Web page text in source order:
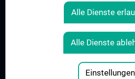
COOKIE-EINSTELLUNGEN
Alle Dienste
Alle Dienste
Einstellungen